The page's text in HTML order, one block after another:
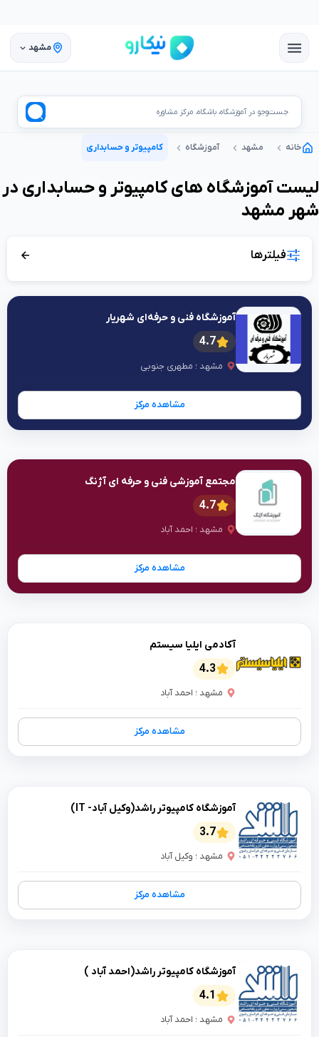
مشهد
جست‌وجو در آموزشگاه، باشگاه، مرکز مشاوره
خانه مشهد آموزشگاه کامپیوتر و حسابداری
لیستآموزشگاه هایکامپیوتر و حسابداری در
شهرمشهد
فیلترها
آموزشگاه فنی و حرفه‌ای شهریار
4.7
مشهد ؛ مطهری جنوبی
مشاهده مرکز
مجتمع آموزشی فنی و حرفه ای آژنگ
4.7
مشهد ؛ احمد آباد
مشاهده مرکز
آکادمی ایلیا سیستم
4.3
مشهد ؛ احمد آباد
مشاهده مرکز
آموزشگاه کامپیوتر راشد(وکیل آباد- IT)
3.7
مشهد ؛ وکیل آباد
مشاهده مرکز
آموزشگاه کامپیوتر راشد(احمد آباد )
4.1
مشهد ؛ احمد آباد